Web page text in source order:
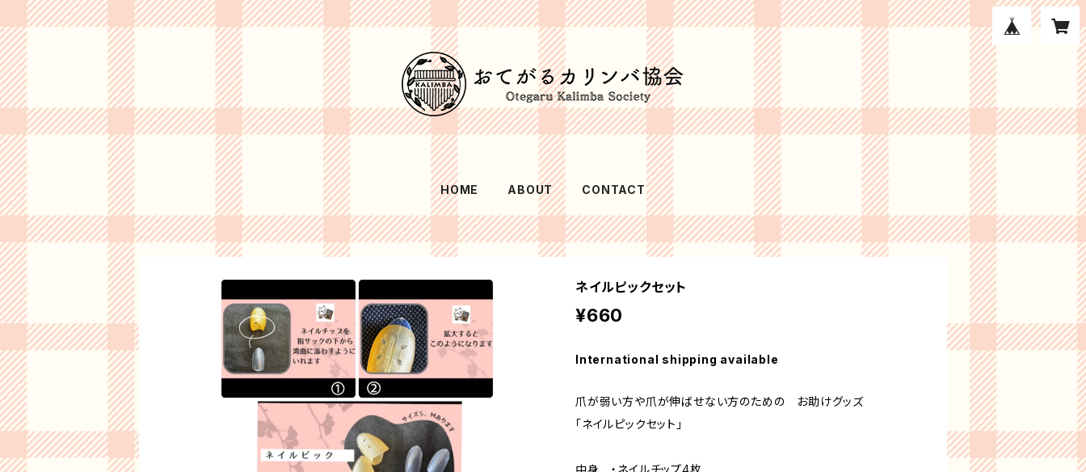
HOME ABOUT CONTACT
ネイルピックセット
¥660
International shipping available
爪が弱い方や爪が伸ばせない方のための お助けグッズ
「ネイルピックセット」
中身 ・ネイルチップ4枚